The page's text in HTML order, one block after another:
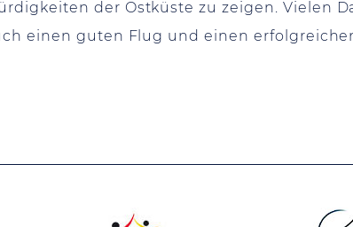
der Ostküste zu zeigen. Vielen
einen guten Flug und einen